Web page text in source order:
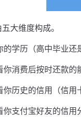
大维度构成。
的学历（高中毕业还
你消费后按时还款的
历史的信用（信用
你支付宝好友的信用